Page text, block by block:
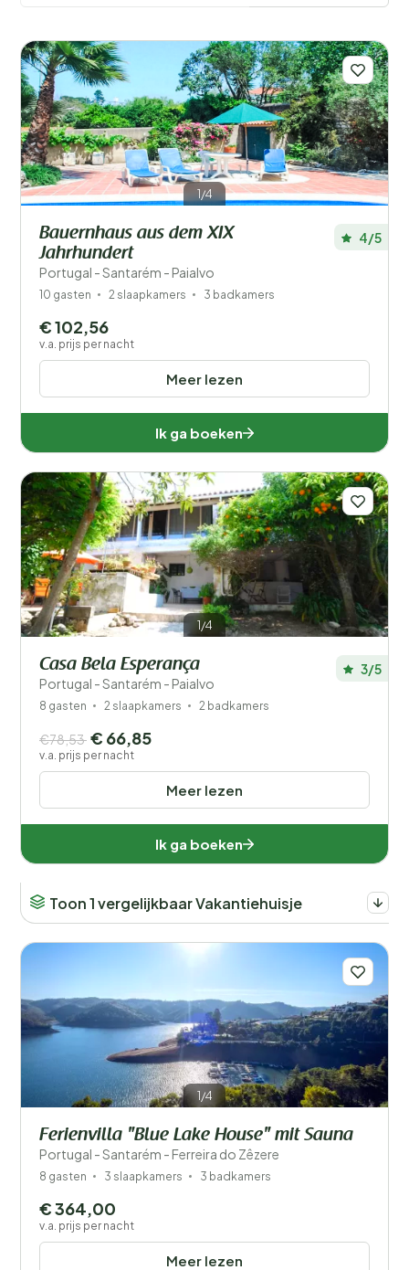
vakantiewoning in Santarém een perfecte uitvalsbasis
Je vakantie
Wanneer?
Aantal gasten?
Prijs
Ligging
Kinderen
Type vakantiehuisje
Voorzieningen
Wellness
Filters opslaan
1/4
Bauernhaus aus dem XIX
Jahrhundert
Portugal - Santarém - Paialvo
4/5
10 gasten 2 slaapkamers 3 badkamers
Meer lezen
€ 102,56
v.a. prijs per nacht
Ik ga boeken
1/4
Casa Bela Esperança
Portugal - Santarém - Paialvo
3/5
8 gasten 2 slaapkamers 2 badkamers
Meer lezen
€78,53 € 66,85
v.a. prijs per nacht
Ik ga boeken
Toon 1 vergelijkbaar Vakantiehuisje
1/4
Ferienvilla "Blue Lake House" mit Sauna
Portugal - Santarém - Ferreira do Zêzere
8 gasten 3 slaapkamers 3 badkamers
Meer lezen
€ 364,00
v.a. prijs per nacht